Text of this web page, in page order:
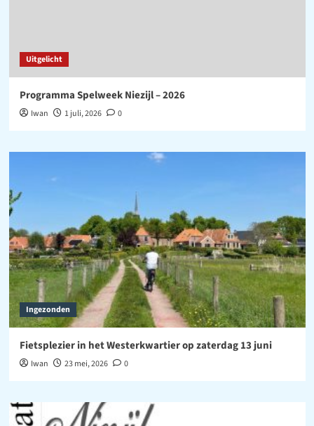
Uitgelicht
Programma Spelweek Niezijl – 2026
Iwan 1 juli, 2026 0
Ingezonden
Fietsplezier in het Westerkwartier op zaterdag 13 juni
Iwan 23 mei, 2026 0